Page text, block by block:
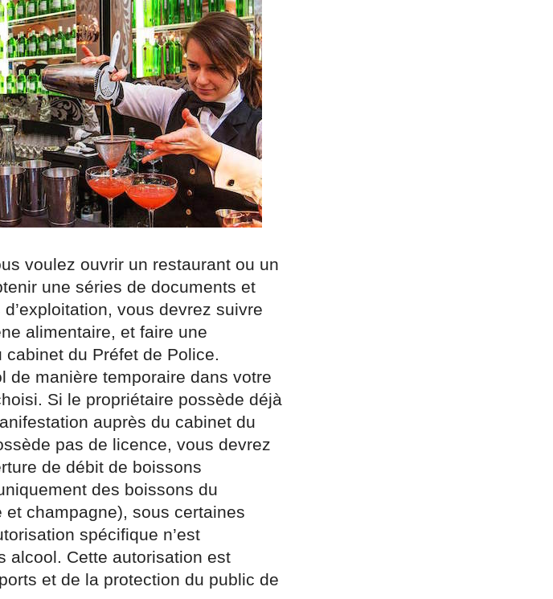
voulez ouvrir un restaurant ou un
une séries de documents et
vous devrez suivre
alimentaire, et faire une
du Préfet de Police.
de manière temporaire dans votre
Si le propriétaire possède déjà
auprès du cabinet du
pas de licence, vous devrez
de débit de boissons
des boissons du
champagne), sous certaines
spécifique n’est
alcool. Cette autorisation est
et de la protection du public de